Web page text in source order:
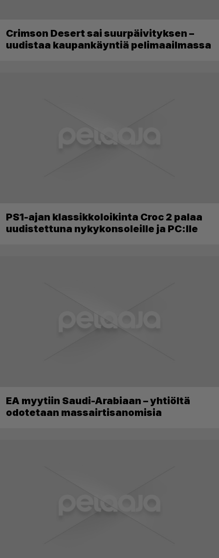
Crimson Desert sai suurpäivityksen –
uudistaa kaupankäyntiä pelimaailmassa
PS1-ajan klassikkoloikinta Croc 2 palaa
uudistettuna nykykonsoleille ja PC:lle
EA myytiin Saudi-Arabiaan – yhtiöltä
odotetaan massairtisanomisia